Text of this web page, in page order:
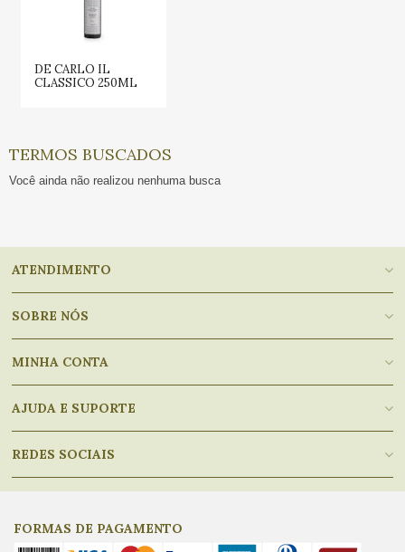
DE CARLO IL
CLASSICO 250ML
TERMOS BUSCADOS
Você ainda não realizou nenhuma busca
ATENDIMENTO
SOBRE NÓS
MINHA CONTA
AJUDA E SUPORTE
REDES SOCIAIS
FORMAS DE PAGAMENTO